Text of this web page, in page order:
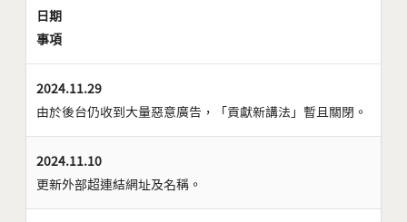
日期
事項
2024.11.29
由於後台仍收到大量惡意廣告，「貢獻新講法」暫且關閉。
2024.11.10
更新外部超連結網址及名稱。